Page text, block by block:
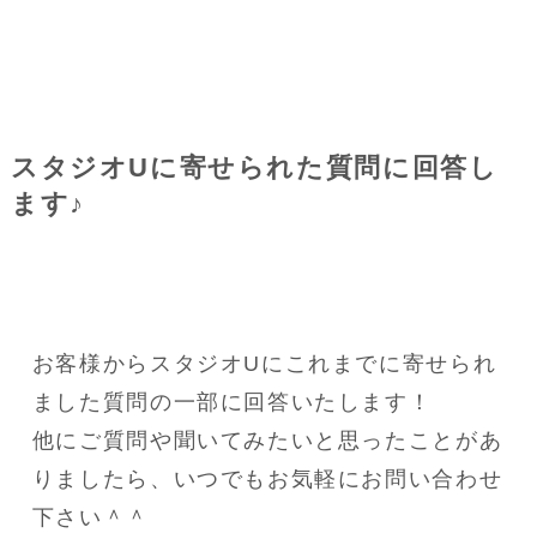
スタジオUに寄せられた質問に回答し
ます♪
お客様からスタジオUにこれまでに寄せられ
ました質問の一部に回答いたします！
他にご質問や聞いてみたいと思ったことがあ
りましたら、いつでもお気軽にお問い合わせ
下さい＾＾